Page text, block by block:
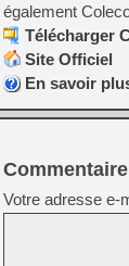
également
Télécharger
Site Officiel
En savoir
Votre adresse e-